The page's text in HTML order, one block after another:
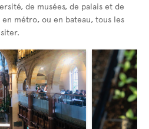
de musées, de palais et de
métro, ou en bateau, tous les